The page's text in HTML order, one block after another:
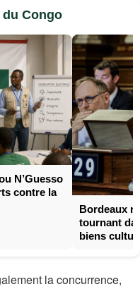
Congo
N’Guesso
contre la
Bordeaux
tournant
biens
la concurrence,